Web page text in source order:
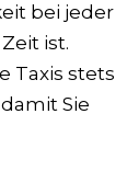
bei jeder
ist.
Taxis stets
Sie